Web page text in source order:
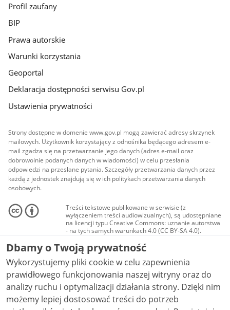
Profil zaufany
BIP
Prawa autorskie
Warunki korzystania
Geoportal
Deklaracja dostępności serwisu Gov.pl
Ustawienia prywatności
Strony dostępne w domenie www.gov.pl mogą zawierać adresy skrzynek
mailowych. Użytkownik korzystający z odnośnika będącego adresem e-
mail zgadza się na przetwarzanie jego danych (adres e-mail oraz
dobrowolnie podanych danych w wiadomości) w celu przesłania
odpowiedzi na przesłane pytania. Szczegóły przetwarzania danych przez
każdą z jednostek znajdują się w ich politykach przetwarzania danych
osobowych.
Treści tekstowe publikowane w serwisie (z
wyłączeniem treści audiowizualnych), są udostępniane
na licencji typu Creative Commons: uznanie autorstwa
- na tych samych warunkach 4.0 (CC BY-SA 4.0).
Materiały audiowizualne, w tym zdjęcia, materiały
audio i wideo, są udostępniane na licencji typu
Creative Commons: uznanie autorstwa użycie
niekomercyjne - bez utworów zależnych 4.0 (CC BY-
NC-ND 4.0), o ile nie jest to stwierdzone inaczej.
Dbamy o Twoją prywatność
Wykorzystujemy pliki cookie w celu zapewnienia
prawidłowego funkcjonowania naszej witryny oraz do
analizy ruchu i optymalizacji działania strony. Dzięki nim
możemy lepiej dostosować treści do potrzeb